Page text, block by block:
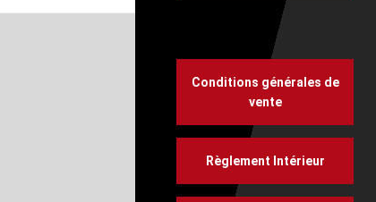
Conditions générales de
vente
Règlement Intérieur